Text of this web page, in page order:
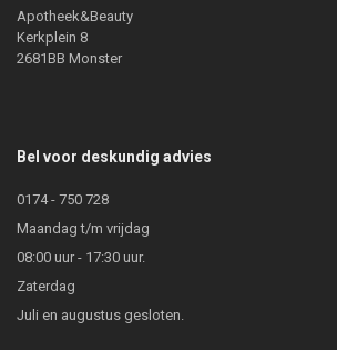
Apotheek&Beauty
Kerkplein 8
2681BB Monster
Bel voor deskundig advies
0174 - 750 728
Maandag t/m vrijdag
08:00 uur - 17:30 uur.
Zaterdag
Juli en augustus gesloten.